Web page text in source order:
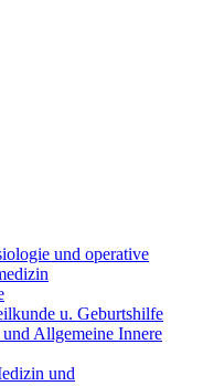
und operative
u. Geburtshilfe
Allgemeine Innere
und